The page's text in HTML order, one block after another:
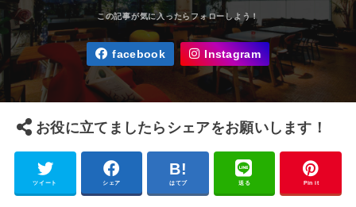
facebook Instagram
お役に立てましたらシェアをお願いします！
ツイート シェア はてブ 送る Pin it